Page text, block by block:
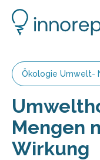
Ökologie Umwelt-
Mengen
Wirkung